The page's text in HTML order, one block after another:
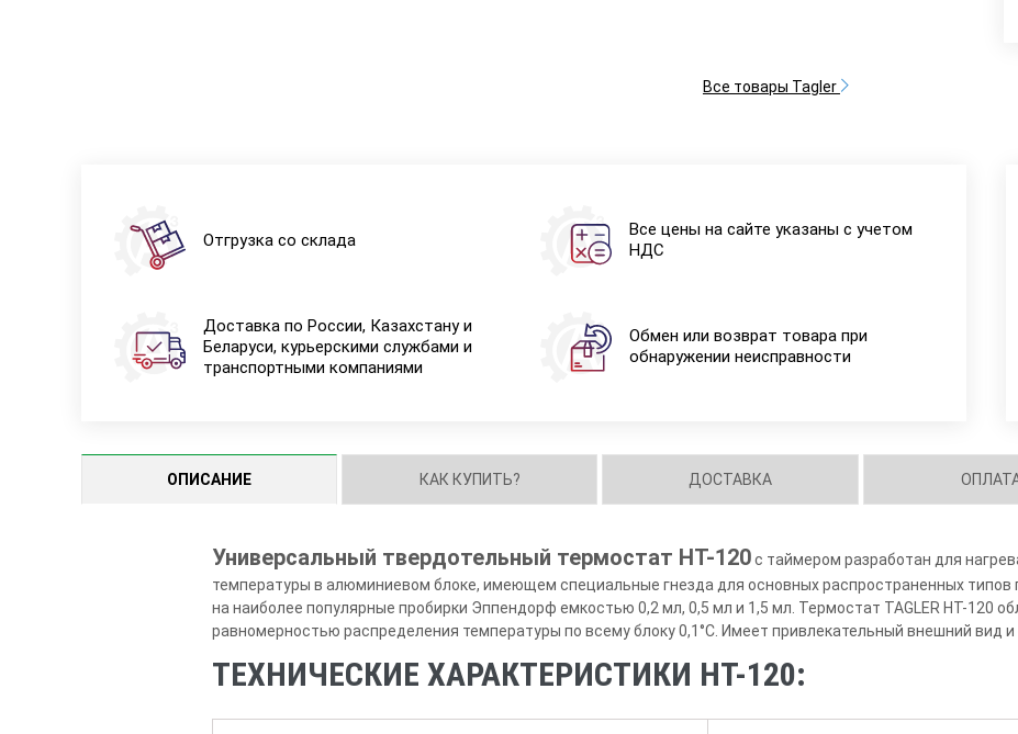
Все товары Tagler
Отгрузка со склада
Все цены на сайте указаны с учетом
НДС
Доставка по России, Казахстану и
Беларуси, курьерскими службами и
транспортными компаниями
Обмен или возврат товара при
обнаружении неисправности
ОПИСАНИЕ КАК КУПИТЬ? ДОСТАВКА
Универсальный твердотельный термостат HT-120с таймером разработан для
температуры в алюминиевом блоке, имеющем специальные гнезда для основных распространенных типов
на наиболее популярные пробирки Эппендорф емкостью 0,2 мл, 0,5 мл и 1,5 мл. Термостат TAGLER НТ-120
равномерностью распределения температуры по всему блоку 0,1°С. Имеет привлекательный внешний вид
ТЕХНИЧЕСКИЕ ХАРАКТЕРИСТИКИ HT-120: